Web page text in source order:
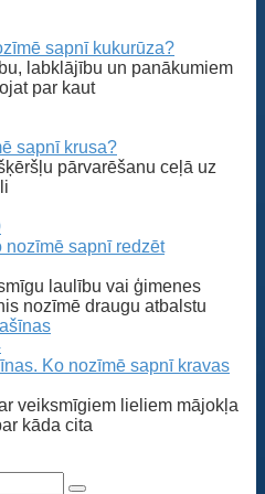
sapnī kukurūza?
labklājību un panākumiem
par kaut
sapnī krusa?
pārvarēšanu ceļā uz
nozīmē sapnī redzēt
laulību vai ģimenes
nozīmē draugu atbalstu
Ko nozīmē sapnī kravas
veiksmīgiem lieliem mājokļa
kāda cita